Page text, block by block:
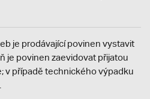
je prodávající povinen vystavit
je povinen zaevidovat přijatou
v případě technického výpadku